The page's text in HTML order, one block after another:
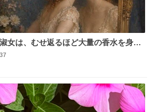
女は、むせ返るほど大量の香水を身に
とされていた。それでも香水は、髪や
らい、ヴィクトリア朝の女性達の美容
純な組成で、その大部分は薔薇、菫、